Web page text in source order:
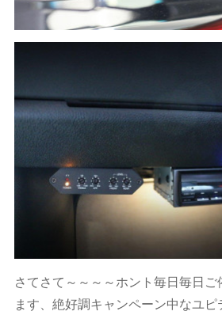
さてさて～～～～ホント毎日毎日ご
ます、絶好調キャンペーン中なユ